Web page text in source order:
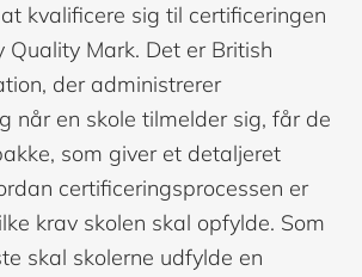
kvalificere sig til certificeringen
Quality Mark. Det er British
der administrerer
når en skole tilmelder sig, får de
som giver et detaljeret
certificeringsprocessen er
krav skolen skal opfylde. Som
skal skolerne udfylde en